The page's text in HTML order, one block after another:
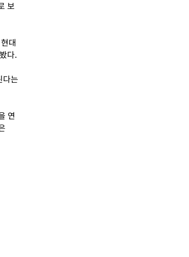
보
대
다.
다는
연